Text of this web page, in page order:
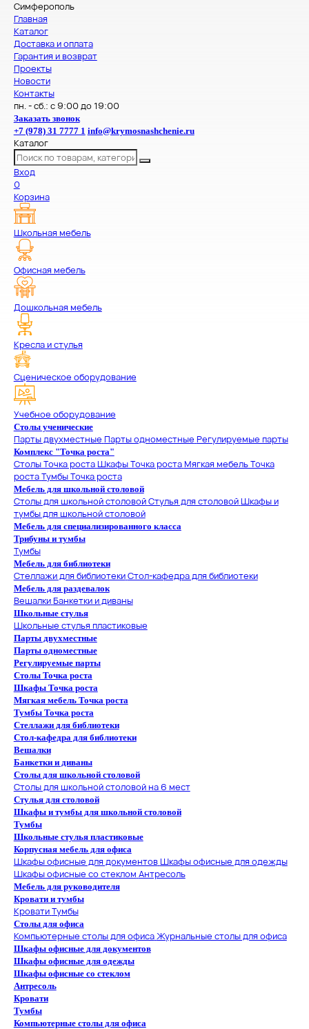
Симферополь
Главная
Каталог
Доставка и оплата
Гарантия и возврат
Проекты
Новости
Контакты
пн. - сб.: с 9:00 до 19:00
Заказать звонок
+7 (978) 31 7777 1 info@krymosnashchenie.ru
Каталог
Вход
0
Корзина
Школьная мебель
Офисная мебель
Дошкольная мебель
Кресла и стулья
Сценическое оборудование
Учебное оборудование
Столы ученические
Парты двухместные Парты одноместные Регулируемые парты
Комплекс "Точка роста"
Столы Точка ростаШкафы Точка ростаМягкая мебель Точка
ростаТумбы Точка роста
Мебель для школьной столовой
Столы для школьной столовойСтулья для столовойШкафы и
тумбы для школьной столовой
Мебель для специализированного класса
Трибуны и тумбы
Тумбы
Мебель для библиотеки
Стеллажи для библиотекиСтол-кафедра для библиотеки
Мебель для раздевалок
ВешалкиБанкетки и диваны
Школьные стулья
Школьные стулья пластиковые
Парты двухместные
Парты одноместные
Регулируемые парты
Столы Точка роста
Шкафы Точка роста
Мягкая мебель Точка роста
Тумбы Точка роста
Стеллажи для библиотеки
Стол-кафедра для библиотеки
Вешалки
Банкетки и диваны
Столы для школьной столовой
Столы для школьной столовой на 6 мест
Стулья для столовой
Шкафы и тумбы для школьной столовой
Тумбы
Школьные стулья пластиковые
Корпусная мебель для офиса
Шкафы офисные для документовШкафы офисные для одежды
Шкафы офисные со стеклом Антресоль
Мебель для руководителя
Кровати и тумбы
КроватиТумбы
Столы для офиса
Компьютерные столы для офисаЖурнальные столы для офиса
Шкафы офисные для документов
Шкафы офисные для одежды
Шкафы офисные со стеклом
Антресоль
Кровати
Тумбы
Компьютерные столы для офиса